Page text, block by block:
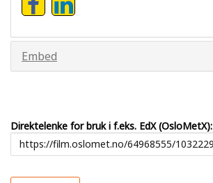
Embed
Direktelenke for bruk i f.eks. EdX (OsloMetX):